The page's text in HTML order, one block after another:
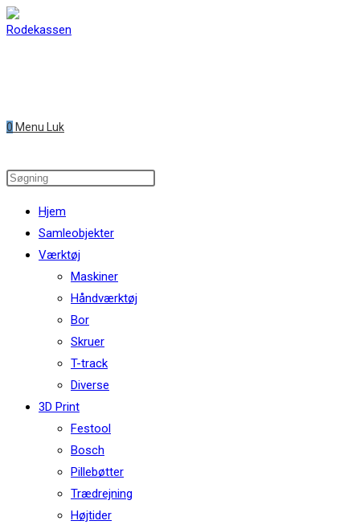
Skip
to
0 Menu Luk
Search
website
Hjem
Samleobjekter
Værktøj
Maskiner
Håndværktøj
Bor
Skruer
T-track
Diverse
3D Print
Festool
Bosch
Pillebøtter
Trædrejning
Højtider